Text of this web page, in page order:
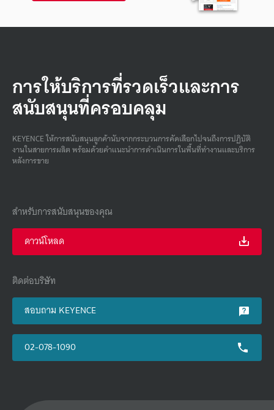
การให้บริการที่รวดเร็วและการ
สนับสนุนที่ครอบคลุม
KEYENCE ให้การสนับสนุนลูกค้านับจากกระบวนการคัดเลือกไปจนถึงการปฏิบัติ
งานในสายการผลิต พร้อมด้วยคําแนะนําการดําเนินการในพื้นที่ทํางานและบริการ
หลังการขาย
สำหรับการสนับสนุนของคุณ
ดาวน์โหลด
ติดต่อบริษัท
สอบถาม KEYENCE
02-078-1090